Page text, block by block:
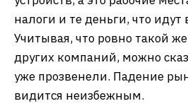
налоги и те деньги, что идут
Учитывая, что ровно такой
других компаний, можно
уже прозвенели. Падение
видится неизбежным.